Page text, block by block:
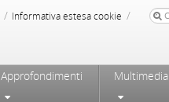
/ Informativa estesa cookie /
Approfondimenti Multimedia